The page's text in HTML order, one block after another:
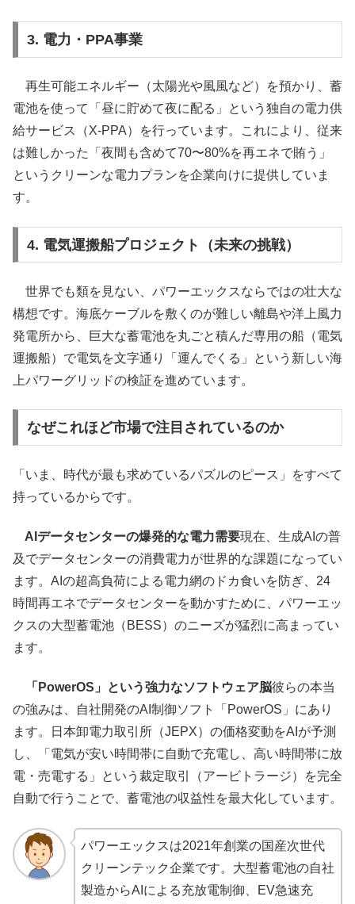
3. 電力・PPA事業
再生可能エネルギー（太陽光や風風など）を預かり、蓄
電池を使って「昼に貯めて夜に配る」という独自の電力供
給サービス（X-PPA）を行っています。これにより、従来
は難しかった「夜間も含めて70〜80%を再エネで賄う」
というクリーンな電力プランを企業向けに提供していま
す。
4. 電気運搬船プロジェクト（未来の挑戦）
世界でも類を見ない、パワーエックスならではの壮大な
構想です。海底ケーブルを敷くのが難しい離島や洋上風力
発電所から、巨大な蓄電池を丸ごと積んだ専用の船（電気
運搬船）で電気を文字通り「運んでくる」という新しい海
上パワーグリッドの検証を進めています。
なぜこれほど市場で注目されているのか
「いま、時代が最も求めているパズルのピース」をすべて
持っているからです。
AIデータセンターの爆発的な電力需要現在、生成AIの普
及でデータセンターの消費電力が世界的な課題になってい
ます。AIの超高負荷による電力網のドカ食いを防ぎ、24
時間再エネでデータセンターを動かすために、パワーエッ
クスの大型蓄電池（BESS）のニーズが猛烈に高まってい
ます。
「PowerOS」という強力なソフトウェア脳彼らの本当
の強みは、自社開発のAI制御ソフト「PowerOS」にあり
ます。日本卸電力取引所（JEPX）の価格変動をAIが予測
し、「電気が安い時間帯に自動で充電し、高い時間帯に放
電・売電する」という裁定取引（アービトラージ）を完全
自動で行うことで、蓄電池の収益性を最大化しています。
パワーエックスは2021年創業の国産次世代
クリーンテック企業です。大型蓄電池の自社
製造からAIによる充放電制御、EV急速充